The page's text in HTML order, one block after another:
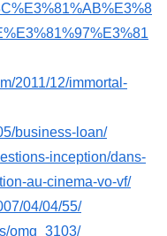
2011/12/immortal-
business-loan/
inception/dans-
au-cinema-vo-vf/
04/04/55/
omg_3103/